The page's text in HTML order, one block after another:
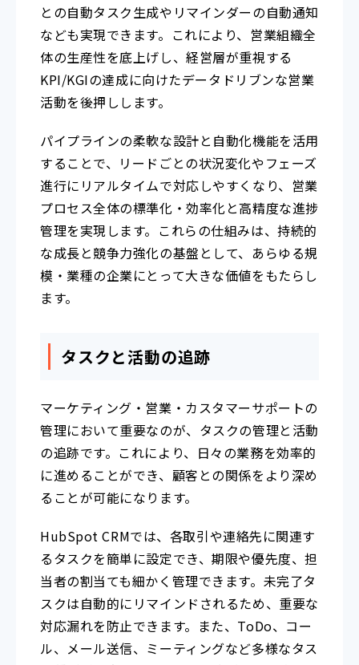
との自動タスク生成やリマインダーの自動通知
なども実現できます。これにより、営業組織全
体の生産性を底上げし、経営層が重視する
KPI/KGIの達成に向けたデータドリブンな営業
活動を後押しします。
パイプラインの柔軟な設計と自動化機能を活用
することで、リードごとの状況変化やフェーズ
進行にリアルタイムで対応しやすくなり、営業
プロセス全体の標準化・効率化と高精度な進捗
管理を実現します。これらの仕組みは、持続的
な成長と競争力強化の基盤として、あらゆる規
模・業種の企業にとって大きな価値をもたらし
ます。
タスクと活動の追跡
マーケティング・営業・カスタマーサポートの
管理において重要なのが、タスクの管理と活動
の追跡です。これにより、日々の業務を効率的
に進めることができ、顧客との関係をより深め
ることが可能になります。
HubSpot CRMでは、各取引や連絡先に関連す
るタスクを簡単に設定でき、期限や優先度、担
当者の割当ても細かく管理できます。未完了タ
スクは自動的にリマインドされるため、重要な
対応漏れを防止できます。また、ToDo、コー
ル、メール送信、ミーティングなど多様なタス